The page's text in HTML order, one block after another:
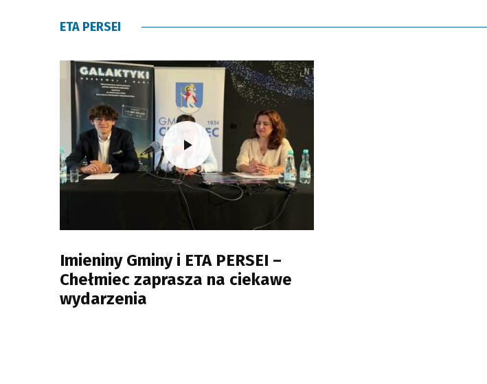
ETA PERSEI
Imieniny Gminy i ETA PERSEI –
Chełmiec zaprasza na ciekawe
wydarzenia